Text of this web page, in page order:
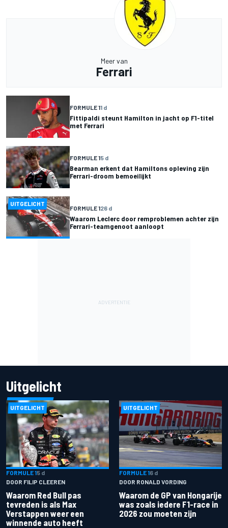
Meer van
Ferrari
FORMULE 11 d
Fittipaldi steunt Hamilton in jacht op F1-titel
met Ferrari
FORMULE 15 d
Bearman erkent dat Hamiltons opleving zijn
Ferrari-droom bemoeilijkt
UITGELICHT
FORMULE 126 d
Waarom Leclerc door remproblemen achter zijn
Ferrari-teamgenoot aanloopt
Uitgelicht
UITGELICHT
FORMULE 15 d
DOOR FILIP CLEEREN
Waarom Red Bull pas
tevreden is als Max
Verstappen weer een
winnende auto heeft
UITGELICHT
FORMULE 16 d
DOOR RONALD VORDING
Waarom de GP van Hongarije
was zoals iedere F1-race in
2026 zou moeten zijn